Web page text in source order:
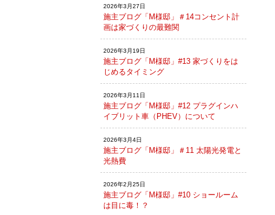
2026年3月27日
施主ブログ「M様邸」＃14コンセント計
画は家づくりの最難関
2026年3月19日
施主ブログ「M様邸」#13 家づくりをは
じめるタイミング
2026年3月11日
施主ブログ「M様邸」#12 プラグインハ
イブリット車（PHEV）について
2026年3月4日
施主ブログ「M様邸」＃11 太陽光発電と
光熱費
2026年2月25日
施主ブログ「M様邸」#10 ショールーム
は目に毒！？